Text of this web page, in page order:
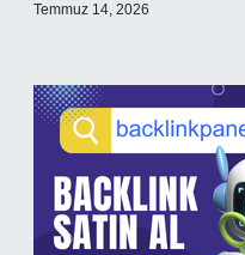
Temmuz 14, 2026